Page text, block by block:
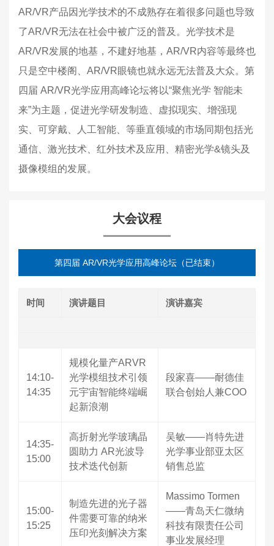
AR/VR产品因光学技术的不成熟存在着很多问题也导致
了AR/VR无法在社会中被广泛的普及。光学技术是
AR/VR发展的地基，不建好地基，AR/VR内容等最终也
只是空中楼阁、AR/VR眼镜也就永远无法普及大众。第
四届 AR/VR光学应用高峰论坛将以“聚焦光学 智能未
来”为主题，促进光学研发制造、虚拟现实、增强现
实、可穿戴、人工智能、等垂直领域的市场同期包括光
通信、激光技术、红外技术及应用、精密光学&镜头及
摄像模组的发展。
大会议程
第四届 AR/VR光学应用高峰论坛（已结束）
时间 演讲题目 演讲嘉宾
14:10-
14:35
规模化量产ARVR
光学模组技术引领
元宇宙智能终端崛
起新浪潮
段家喜——耐德佳
联合创始人兼COO
14:35-
15:00
高折射光学玻璃晶
圆助力 AR光波导
技术迭代创新
吴敏——肖特先进
光学事业部亚太区
销售总监
15:00-
15:25
制造先进的光子器
件需要可靠的纳米
压印光刻解决方案
Massimo Tormen
——青岛天仁微纳
科技有限责任公司
事业发展经理